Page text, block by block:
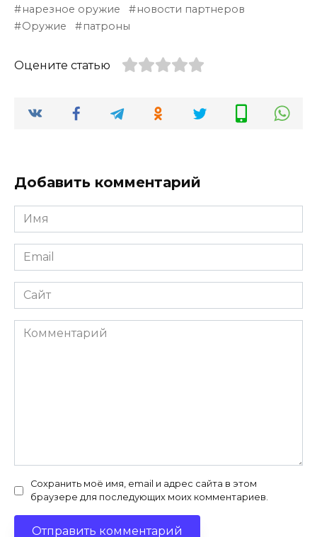
нарезное оружие
новости партнеров
Оружие
патроны
Оцените статью
Добавить комментарий
Имя
*
Email
*
Сайт
Комментарий
Сохранить моё имя, email и адрес сайта в этом
браузере для последующих моих комментариев.